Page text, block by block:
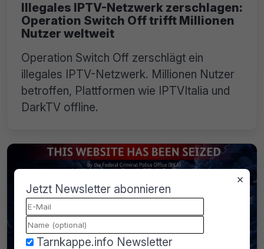
Illegales IPTV-Netzwerk zerschlagen:
Operation Switch Off trifft Millionen
Nutzer weltweit
Operation Switch Off zerschlägt ein
illegales IPTV-Netzwerk. Millionen Nutzer
betroffen, Plattformen wie IPTVItalia und
DarkTV offline.
×
Jetzt Newsletter abonnieren
Tarnkappe.info Newsletter